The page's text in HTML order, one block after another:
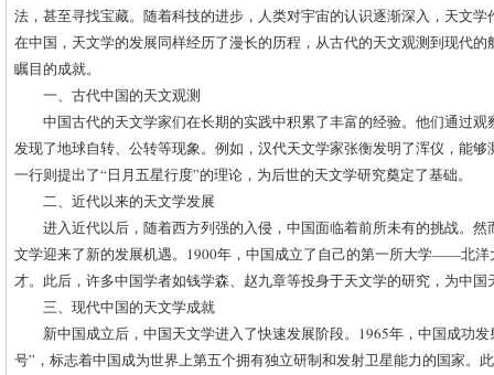
法，甚至寻找宝藏。随着科技的进步，人类对宇宙的认识逐渐深入，天文
在中国，天文学的发展同样经历了漫长的历程，从古代的天文观测到现代
瞩目的成就。
一、古代中国的天文观测
中国古代的天文学家们在长期的实践中积累了丰富的经验。他们通过
发现了地球自转、公转等现象。例如，汉代天文学家张衡发明了浑仪，能
一行则提出了“日月五星行度”的理论，为后世的天文学研究奠定了基础。
二、近代以来的天文学发展
进入近代以后，随着西方列强的入侵，中国面临着前所未有的挑战。
文学迎来了新的发展机遇。1900年，中国成立了自己的第一所大学——北
才。此后，许多中国学者如钱学森、赵九章等投身于天文学的研究，为中
三、现代中国的天文学成就
新中国成立后，中国天文学进入了快速发展阶段。1965年，中国成功
号”，标志着中国成为世界上第五个拥有独立研制和发射卫星能力的国家。